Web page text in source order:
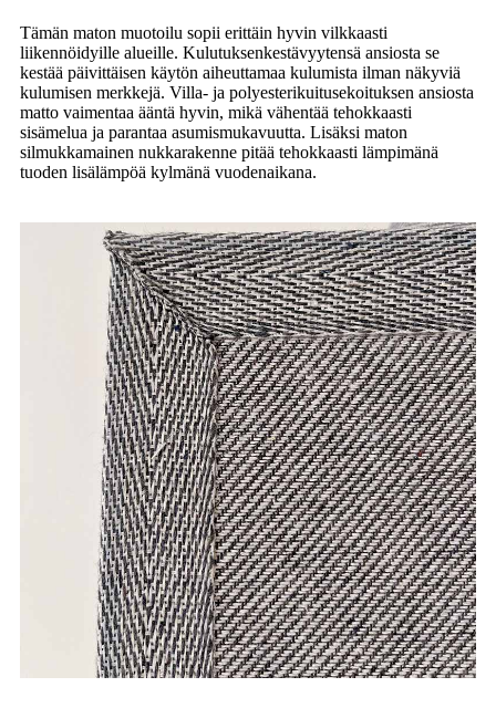
Tämän maton muotoilu sopii erittäin hyvin vilkkaasti
liikennöidyille alueille. Kulutuksenkestävyytensä ansiosta se
kestää päivittäisen käytön aiheuttamaa kulumista ilman näkyviä
kulumisen merkkejä. Villa- ja polyesterikuitusekoituksen ansiosta
matto vaimentaa ääntä hyvin, mikä vähentää tehokkaasti
sisämelua ja parantaa asumismukavuutta. Lisäksi maton
silmukkamainen nukkarakenne pitää tehokkaasti lämpimänä
tuoden lisälämpöä kylmänä vuodenaikana.